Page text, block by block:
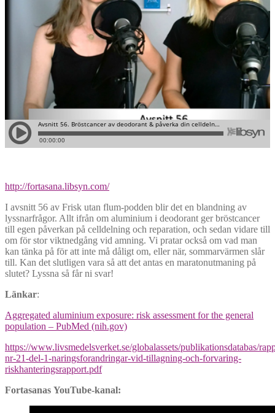
http://fortasana.libsyn.com/
I avsnitt 56 av Frisk utan flum-podden blir det en blandning av
lyssnarfrågor. Allt ifrån om aluminium i deodorant ger bröstcancer
till egen påverkan på celldelning och reparation, och sedan vidare till
om för stor viktnedgång vid amning. Vi pratar också om vad man
kan tänka på för att inte må dåligt om, eller när, sommarvärmen slår
till. Kan det slutligen vara så att det antas en maratonutmaning på
slutet? Lyssna så får ni svar!
Länkar:
Aggregated aluminium exposure: risk assessment for the general
population – PubMed (nih.gov)
https://www.livsmedelsverket.se/globalassets/publikationsdatabas/
nr-21-del-1-naringsforandringar-vid-tillagning-och-forvaring-
riskhanteringsrapport.pdf
Fortasanas YouTube-kanal: